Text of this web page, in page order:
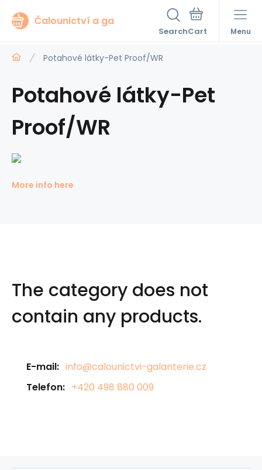
Čalounictví a ga
Search Menu
Potahové látky-Pet Proof/WR
Potahové látky-Pet
Proof/WR
More info here
The category does not
contain any products.
E-mail: info@calounictvi-galanterie.cz
Telefon: +420 498 880 009